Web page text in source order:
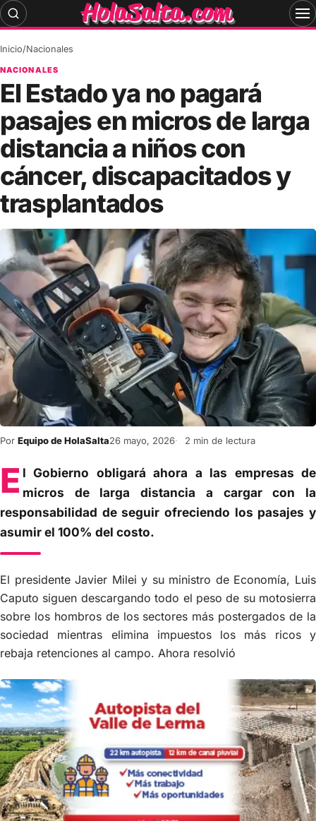
Skip
to
Inicio/Nacionales
NACIONALES
El Estado ya no pagará
pasajes en micros de larga
distancia a niños con
cáncer, discapacitados y
trasplantados
Por Equipo de HolaSalta26 mayo, 2026 2 min de lectura
E l Gobierno obligará ahora a las empresas de
micros de larga distancia a cargar con la
responsabilidad de seguir ofreciendo los pasajes y
asumir el 100% del costo.
El presidente Javier Milei y su ministro de Economía, Luis
Caputo siguen descargando todo el peso de su motosierra
sobre los hombros de los sectores más postergados de la
sociedad mientras elimina impuestos los más ricos y
rebaja retenciones al campo. Ahora resolvió